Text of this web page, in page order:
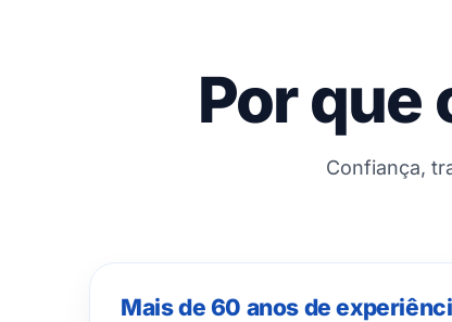
Por que
Confiança,
Mais de 60 anos de